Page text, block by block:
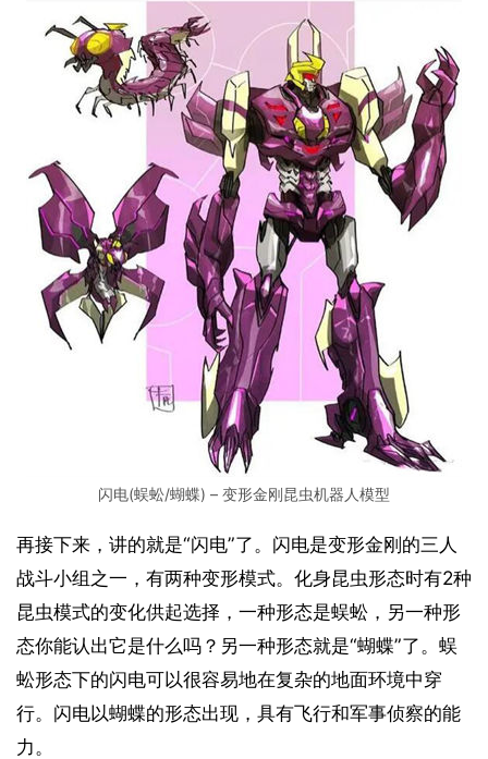
闪电(蜈蚣/蝴蝶) – 变形金刚昆虫机器人模型
再接下来，讲的就是“闪电”了。闪电是变形金刚的三人
战斗小组之一，有两种变形模式。化身昆虫形态时有2种
昆虫模式的变化供起选择，一种形态是蜈蚣，另一种形
态你能认出它是什么吗？另一种形态就是“蝴蝶”了。蜈
蚣形态下的闪电可以很容易地在复杂的地面环境中穿
行。闪电以蝴蝶的形态出现，具有飞行和军事侦察的能
力。